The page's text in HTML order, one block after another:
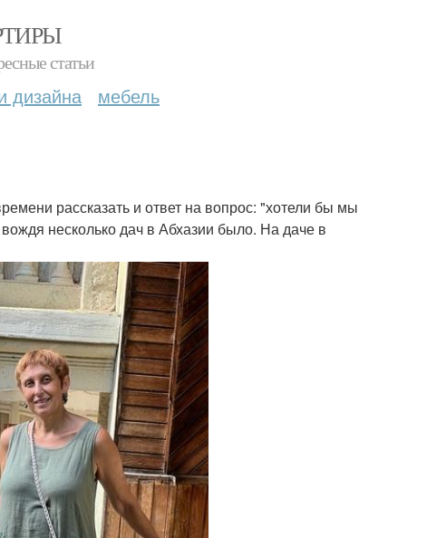
статьи
дизайна мебель
рассказать и ответ на вопрос: "хотели бы мы
несколько дач в Абхазии было. На даче в